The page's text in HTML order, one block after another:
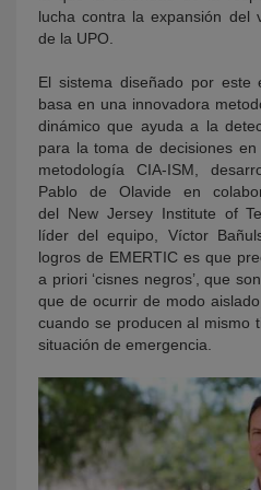
lucha contra la expansión del
de la UPO.
El sistema diseñado por este
basa en una innovadora
dinámico que ayuda a la
para la toma de decisiones
metodología CIA-ISM,
Pablo de Olavide en
del New Jersey Institute of
líder del equipo, Víctor
logros de EMERTIC es que
a priori ‘cisnes negros’, que
que de ocurrir de modo
cuando se producen al mismo
situación de emergencia.